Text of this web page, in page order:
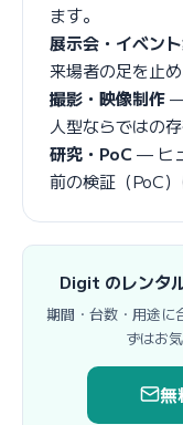
ます。
展示会・イベン
来場者の足を止
撮影・映像制作—
人型ならではの
研究・PoC — ヒ
前の検証（PoC
Digit のレンタ
期間・台数・用途に
ずはお
無